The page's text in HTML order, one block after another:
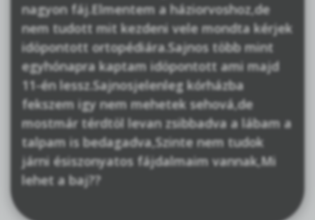
nagyon fáj.Elmentem a háziorvoshoz,de
nem tudott mit kezdeni vele mondta kérjek
idöpontott ortopédiára.Sajnos több mint
egyhónapra kaptam idöpontott ami majd
11-én lessz.Sajnosjelenleg kórházba
fekszem igy nem mehetek sehová,de
mostmár térdtöl levan zsibbadva a lábam a
talpam is bedagadva,Szinte nem tudok
járni ésiszonyatos fájdalmaim vannak,Mi
lehet a baj??